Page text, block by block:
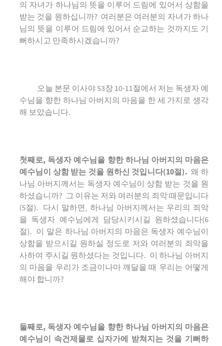
의 자녀가 하나님의 뜻을 이루어 드림에 있어서 상함을
받는 것을 원하십니까? 여러분은 여러분의 자녀가 하나
님의 뜻을 이루어 드림에 있어서 순교하는 것까지도 기
뻐하시고 만족하시겠습니까?
오늘 본문 이사야 53장 10-11절에서 저는 독생자 예
수님을 향한 하나님 아버지의 마음을 한 세 가지로 생각
해 보았습니다.
첫째로, 독생자 예수님을 향한 하나님 아버지의 마음은
예수님이 상함 받는 것을 원하신 것입니다(10절). 왜 하
나님 아버지께서는 독생자 예수님이 상함 받는 것을 원
하셨습니까? 그 이유는 저와 여러분의 죄악 때문입니다
(5절). 다시 말하면, 하나님 아버지께서는 우리의 죄악
을 독생자 예수님에게 담당시키시길 원하셨습니다(6
절). 이 말은 하나님 아버지의 마음은 독생자 예수님이
상함을 받으시길 원하실 정도로 저와 여러분의 죄악을
사하여 주시길 원하셨다는 것입니다. 이 하나님 아버지
의 마음을 우리가 조금이나마 깨달을 때 우리는 어떻게
해야 합니까?
둘째로, 독생자 예수님을 향한 하나님 아버지의 마음은
예수님이 속건제물로 십자가에 받쳐지는 것을 기뻐하